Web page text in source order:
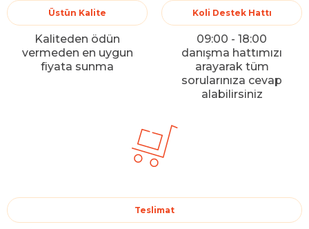
Üstün Kalite
Kaliteden ödün
vermeden en uygun
fiyata sunma
Koli Destek Hattı
09:00 - 18:00
danışma hattımızı
arayarak tüm
sorularınıza cevap
alabilirsiniz
Teslimat